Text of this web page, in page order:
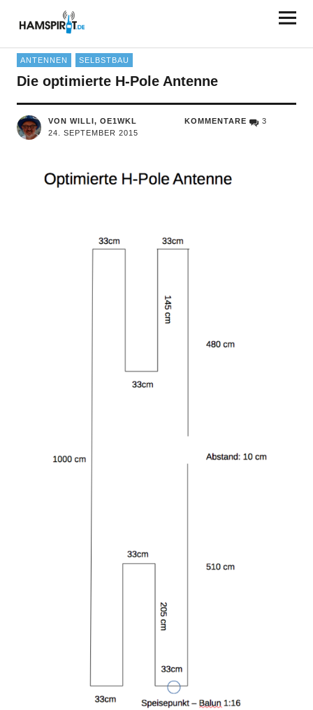
HAMSPIRIT.DE
ANTENNEN SELBSTBAU
Die optimierte H-Pole Antenne
VON WILLI, OE1WKL
24. SEPTEMBER 2015
KOMMENTARE 3